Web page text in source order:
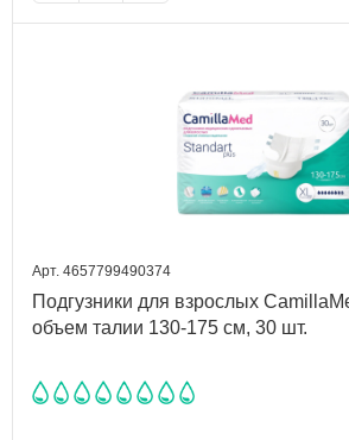
Арт. 4657799490374
Подгузники для взрослых
объем талии 130-175 см, 30 шт.